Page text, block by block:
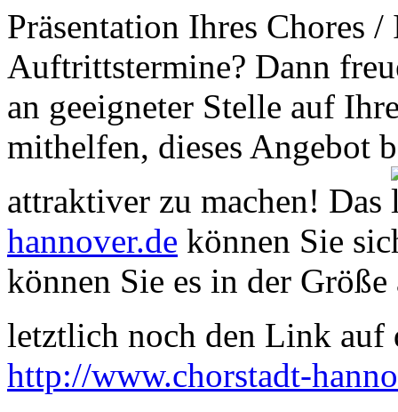
Präsentation Ihres Chores
Auftrittstermine? Dann
an geeigneter Stelle auf
mithelfen, dieses Angebot
attraktiver zu machen! Das
hannover.de können Sie
können Sie es in der
letztlich noch den Link auf
http://www.chorstadt-